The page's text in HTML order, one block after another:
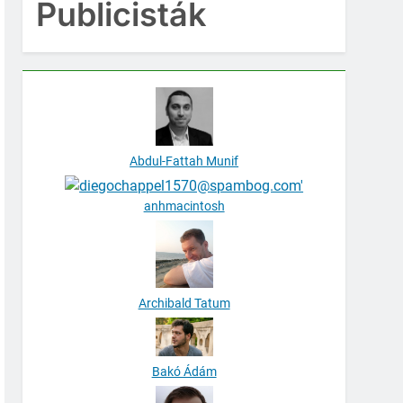
Publicisták
Abdul-Fattah Munif
anhmacintosh
Archibald Tatum
Bakó Ádám